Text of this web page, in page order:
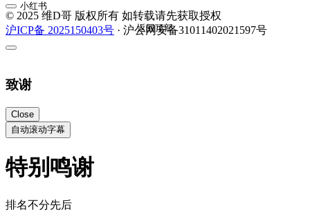
小红书
© 2025 维D哥 版权所有 如转载请先获取授权
沪ICP备 2025150403号 · 沪公网安备31011402021597号
返回顶部
致谢
Close
自动滚动字幕
特别鸣谢
排名不分先后